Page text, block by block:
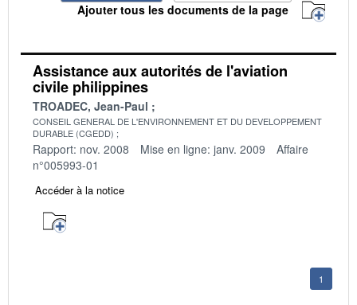
Ajouter tous les documents de la page
Assistance aux autorités de l'aviation
civile philippines
TROADEC, Jean-Paul
CONSEIL GENERAL DE L'ENVIRONNEMENT ET DU DEVELOPPEMENT
DURABLE (CGEDD)
Rapport: nov. 2008 Mise en ligne: janv. 2009
Affaire
n°005993-01
Accéder à la notice
1